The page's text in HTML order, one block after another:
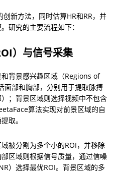
新方法，同时估算HR和RR，并
研究的主要流程如下：
）与信号采集
背景感兴趣区域（Regions of
部和胸部，分别用于提取脉搏
；背景区域则选择视频中不包含
算法实现对前景区域的自
取。
被分割为多个小的ROI，并移除
区域则根据信号质量，通过信噪
）选择最优ROI。背景区域的多